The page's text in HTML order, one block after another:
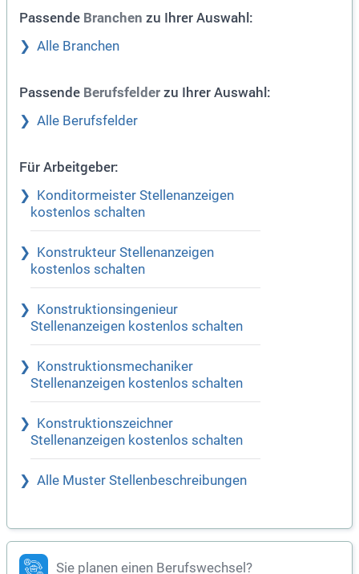
Passende Branchen zu Ihrer Auswahl:
Alle Branchen
Passende Berufsfelder zu Ihrer Auswahl:
Alle Berufsfelder
Für Arbeitgeber:
Konditormeister Stellenanzeigen
kostenlos schalten
Konstrukteur Stellenanzeigen
kostenlos schalten
Konstruktionsingenieur
Stellenanzeigen kostenlos schalten
Konstruktionsmechaniker
Stellenanzeigen kostenlos schalten
Konstruktionszeichner
Stellenanzeigen kostenlos schalten
Alle Muster Stellenbeschreibungen
Sie planen einen Berufswechsel?